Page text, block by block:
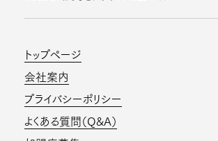
トップページ
会社案内
プライバシーポリシー
よくある質問（Q&A）